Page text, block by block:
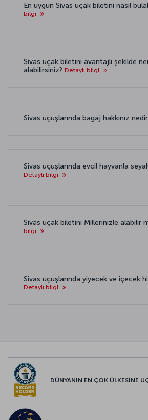
En uygun Sivas uçak biletini nasıl
bilgi
Sivas uçak biletini avantajlı şekilde
alabilirsiniz? Detaylı bilgi
Sivas uçuşlarında bagaj hakkınız
Sivas uçuşlarında evcil hayvanla
Detaylı bilgi
Sivas uçak biletini Millerinizle alabilir
bilgi
Sivas uçuşlarında yiyecek ve içecek
Detaylı bilgi
DÜNYANIN EN ÇOK ÜLKESİNE